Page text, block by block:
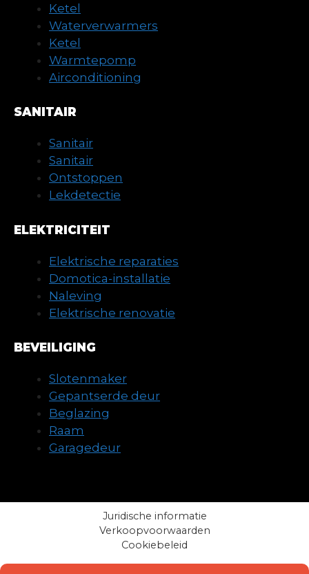
Ketel
Waterverwarmers
Ketel
Warmtepomp
Airconditioning
SANITAIR
Sanitair
Sanitair
Ontstoppen
Lekdetectie
ELEKTRICITEIT
Elektrische reparaties
Domotica-installatie
Naleving
Elektrische renovatie
BEVEILIGING
Slotenmaker
Gepantserde deur
Beglazing
Raam
Garagedeur
Juridische informatie
Verkoopvoorwaarden
Cookiebeleid